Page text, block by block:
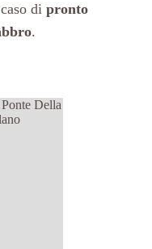
di pronto
.